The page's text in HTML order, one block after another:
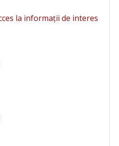
la informații de interes